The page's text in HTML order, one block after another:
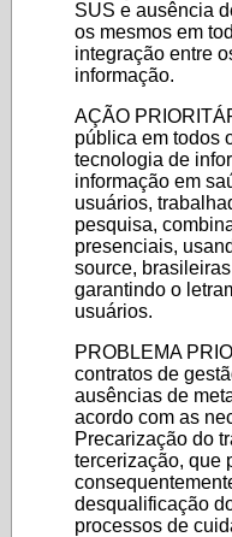
SUS e ausência
os mesmos em
integração entre
informação.
AÇÃO
pública em todos
tecnologia de
informação em
usuários,
pesquisa,
presenciais,
source,
garantindo o
usuários.
PROBLEMA
contratos de
ausências de
acordo com as
Precarização do
tercerização, que
desqualificação
processos de